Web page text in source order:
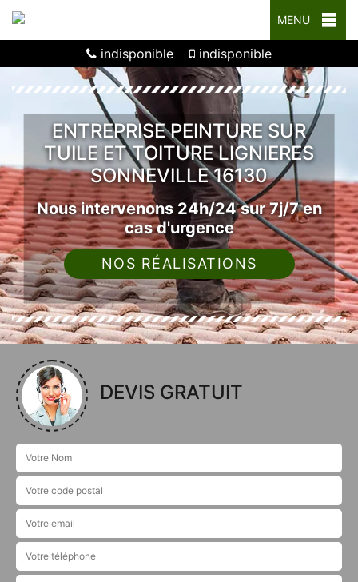
MENU
indisponible indisponible
ENTREPRISE PEINTURE SUR
TUILE ET TOITURE LIGNIERES
SONNEVILLE 16130
Nous intervenons 24h/24 sur 7j/7 en
cas d'urgence
NOS RÉALISATIONS
DEVIS GRATUIT